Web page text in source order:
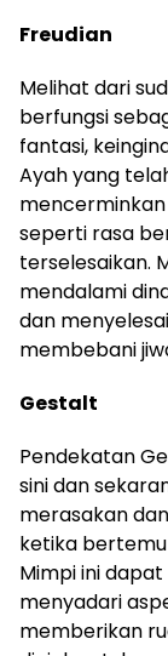
Freudian
Melihat dari
berfungsi
fantasi,
Ayah yang
seperti rasa
terselesaikan.
mendalami
dan
membebani
Gestalt
Pendekatan
sini dan
merasakan
ketika
Mimpi ini
menyadari
memberikan